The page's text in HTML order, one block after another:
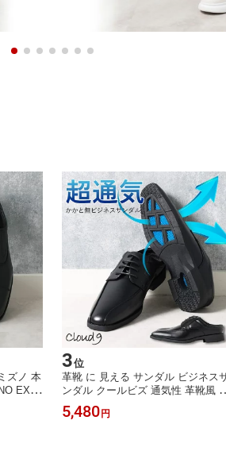
ズノ 本
EXLI
PT2
ニーカ
3位
革靴 に 見える サンダル ビジネス
ンダル クールビズ 通気性 革靴風
れにくい ビジネス サンダル 靴 オフ
ィス スリッパ ビジネスシューズ [ メ
5,480 円